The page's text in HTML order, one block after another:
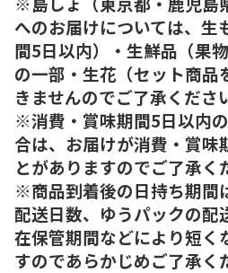
へのお届けについては、生
間5日以内）・生鮮品（果
の一部・生花（セット商品
きませんのでご了承くださ
※消費・賞味期間5日以内
合は、お届けが消費・賞味
とがありますのでご了承く
※商品到着後の日持ち期間
配送日数、ゆうパックの配
在保管期間などにより短く
すのであらかじめご了承く